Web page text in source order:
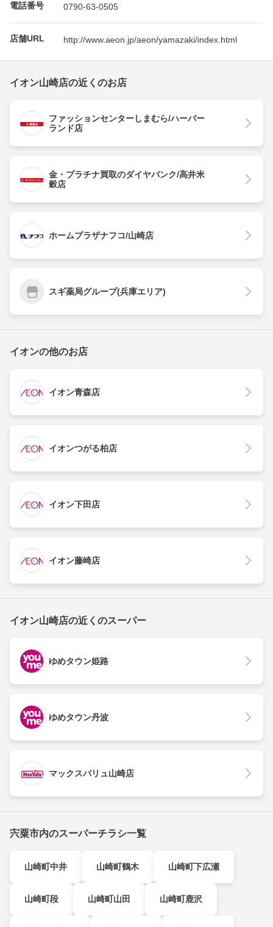
電話番号 0790-63-0505
店舗URL http://www.aeon.jp/aeon/yamazaki/index.html
イオン山崎店の近くのお店
ファッションセンターしまむら/ハーバー
ランド店
金・プラチナ買取のダイヤバンク/高井米
穀店
ホームプラザナフコ/山崎店
スギ薬局グループ(兵庫エリア)
イオンの他のお店
イオン青森店
イオンつがる柏店
イオン下田店
イオン藤崎店
イオン山崎店の近くのスーパー
ゆめタウン姫路
ゆめタウン丹波
マックスバリュ山崎店
宍粟市内のスーパーチラシ一覧
山崎町中井 山崎町鶴木 山崎町下広瀬
山崎町段 山崎町山田 山崎町鹿沢